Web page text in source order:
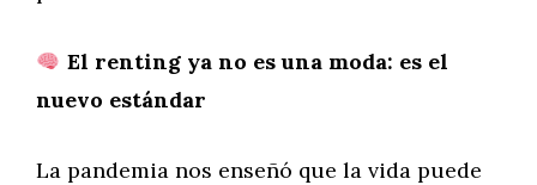
El renting ya no es una moda: es el
nuevo estándar
La pandemia nos enseñó que la vida puede